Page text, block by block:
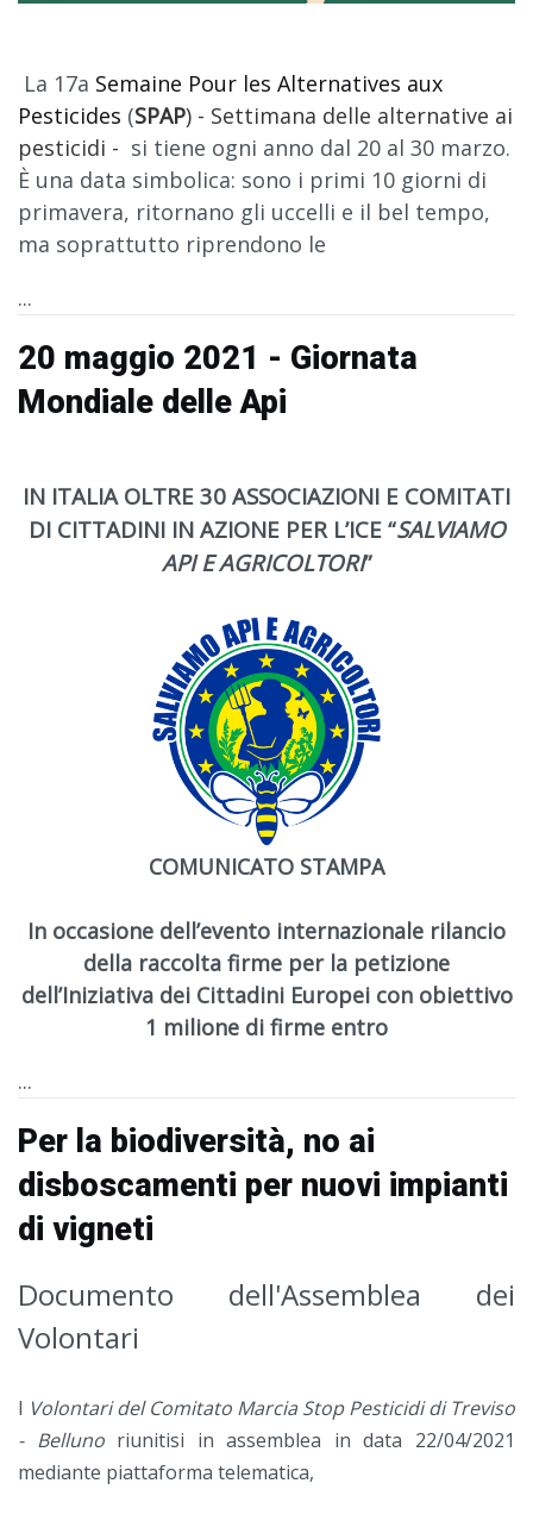
La 17a Semaine Pour les Alternatives aux
Pesticides (SPAP) - Settimana delle alternative ai
pesticidi - si tiene ogni anno dal 20 al 30 marzo.
È una data simbolica: sono i primi 10 giorni di
primavera, ritornano gli uccelli e il bel tempo,
ma soprattutto riprendono le
...
20 maggio 2021 - Giornata
Mondiale delle Api
IN ITALIA OLTRE 30 ASSOCIAZIONI E COMITATI
DI CITTADINI IN AZIONE PER L’ICE “SALVIAMO
API E AGRICOLTORI”
COMUNICATO STAMPA
In occasione dell’evento internazionale rilancio
della raccolta firme per la petizione
dell’Iniziativa dei Cittadini Europei con obiettivo
1 milione di firme entro
...
Per la biodiversità, no ai
disboscamenti per nuovi impianti
di vigneti
Documento dell'Assemblea dei
Volontari
I Volontari del Comitato Marcia Stop Pesticidi di Treviso
- Bellunoriunitisi in assemblea in data 22/04/2021
mediante piattaforma telematica,